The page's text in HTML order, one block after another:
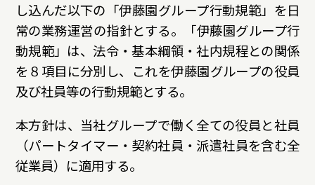
学会発表・論文
サイエンスキャッスル研究費
共同研究公募制度 伊藤園ウェルネスフォーラム
研究開発トップ
業績・財務情報
株式関連情報
IRイベント
IRライブラリ
ディスクロージャーポリシー
採用サイト 商品情報サイト
グローバルサイト お問い合わせ
し込んだ以下の「伊藤園グループ行動規範」を日
常の業務運営の指針とする。「伊藤園グループ行
動規範」は、法令・基本綱領・社内規程との関係
を８項目に分別し、これを伊藤園グループの役員
及び社員等の行動規範とする。
本方針は、当社グループで働く全ての役員と社員
（パートタイマー・契約社員・派遣社員を含む全
従業員）に適用する。